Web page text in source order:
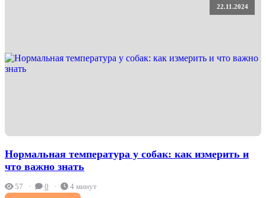
22.11.2024
Нормальная температура у собак: как измерить и
что важно знать
57 0 4 минут